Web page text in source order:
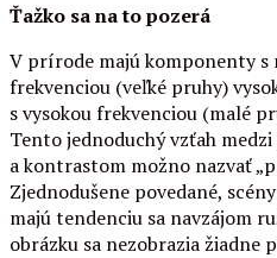
Ťažko sa na to pozerá
V prírode majú komponenty
frekvenciou (veľké pruhy)
s vysokou frekvenciou (malé
Tento jednoduchý vzťah
a kontrastom možno nazvať
Zjednodušene povedané,
majú tendenciu sa navzájom
obrázku sa nezobrazia žiadne